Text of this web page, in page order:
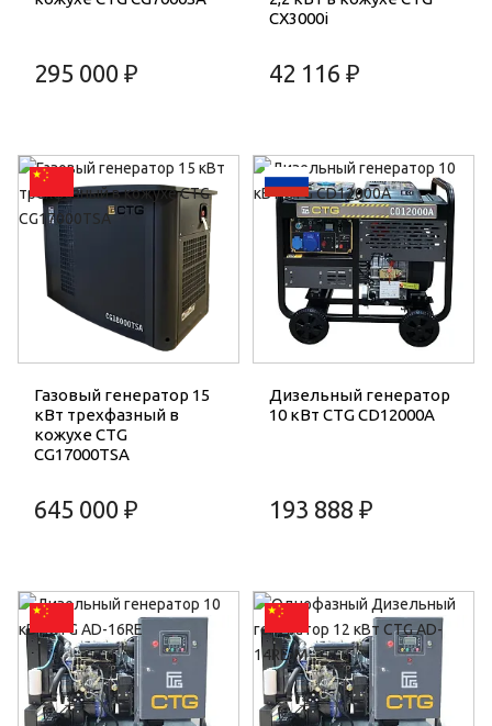
295 000 ₽
CX3000i
42 116 ₽
Газовый генератор 15
кВт трехфазный в
кожухе CTG
CG17000TSA
645 000 ₽
Дизельный генератор
10 кВт CTG CD12000A
193 888 ₽